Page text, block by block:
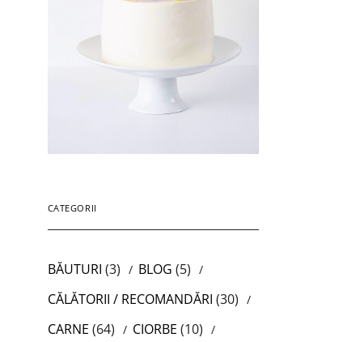
CATEGORII
BĂUTURI (3) BLOG (5)
CĂLĂTORII / RECOMANDĂRI (30)
CARNE (64) CIORBE (10)